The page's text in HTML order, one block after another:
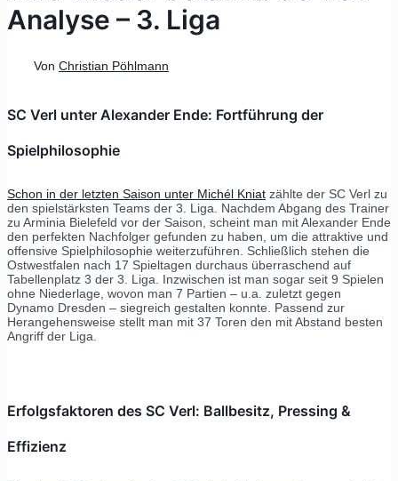
Analyse – 3. Liga
Von Christian Pöhlmann
SC Verl unter Alexander Ende: Fortführung der
Spielphilosophie
Schon in der letzten Saison unter Michél Kniat zählte der SC Verl zu
den spielstärksten Teams der 3. Liga. Nachdem Abgang des Trainer
zu Arminia Bielefeld vor der Saison, scheint man mit Alexander Ende
den perfekten Nachfolger gefunden zu haben, um die attraktive und
offensive Spielphilosophie weiterzuführen. Schließlich stehen die
Ostwestfalen nach 17 Spieltagen durchaus überraschend auf
Tabellenplatz 3 der 3. Liga. Inzwischen ist man sogar seit 9 Spielen
ohne Niederlage, wovon man 7 Partien – u.a. zuletzt gegen
Dynamo Dresden – siegreich gestalten konnte. Passend zur
Herangehensweise stellt man mit 37 Toren den mit Abstand besten
Angriff der Liga.
Erfolgsfaktoren des SC Verl: Ballbesitz, Pressing &
Effizienz